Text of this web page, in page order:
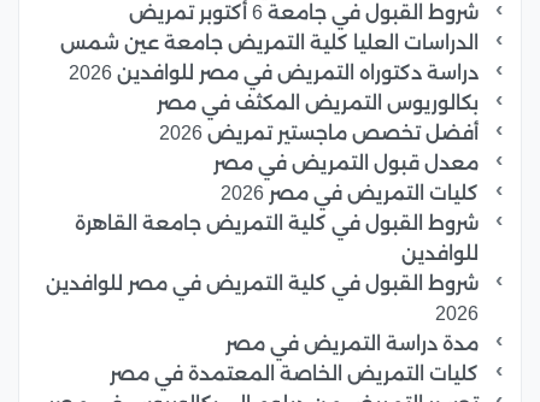
شروط القبول في جامعة 6 أكتوبر تمريض
الدراسات العليا كلية التمريض جامعة عين شمس
دراسة دكتوراه التمريض في مصر للوافدين 2026
بكالوريوس التمريض المكثف في مصر
أفضل تخصص ماجستير تمريض 2026
معدل قبول التمريض في مصر
كليات التمريض في مصر 2026
شروط القبول في كلية التمريض جامعة القاهرة
للوافدين
شروط القبول في كلية التمريض في مصر للوافدين
2026
مدة دراسة التمريض في مصر
كليات التمريض الخاصة المعتمدة في مصر